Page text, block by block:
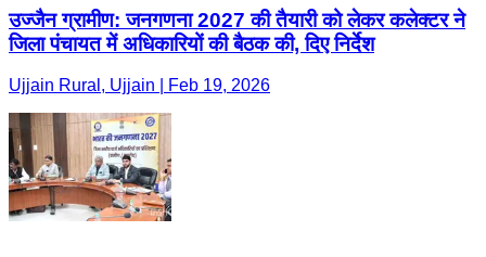
उज्जैन ग्रामीण: जनगणना 2027 की तैयारी को लेकर कलेक्टर ने
जिला पंचायत में अधिकारियों की बैठक की, दिए निर्देश
Ujjain Rural, Ujjain | Feb 19, 2026